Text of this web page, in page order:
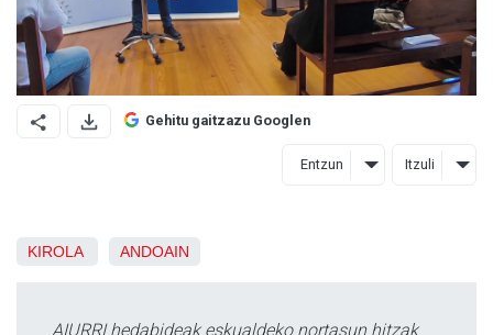
Gehitu gaitzazu Googlen
Entzun Itzuli
KIROLA ANDOAIN
AIURRI hedabideak eskualdeko nortasun hitzak